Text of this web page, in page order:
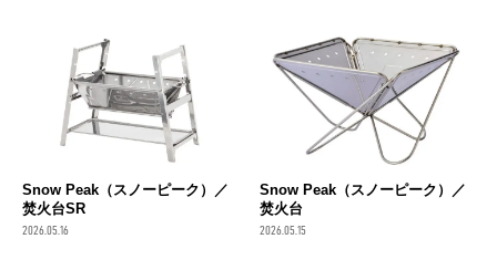
Snow Peak（スノーピーク）／
焚火台SR
2026.05.16
Snow Peak（スノーピーク）／
焚火台
2026.05.15